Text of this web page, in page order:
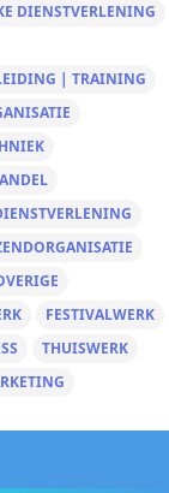
DIENSTVERLENING
| TRAINING
FESTIVALWERK
THUISWERK